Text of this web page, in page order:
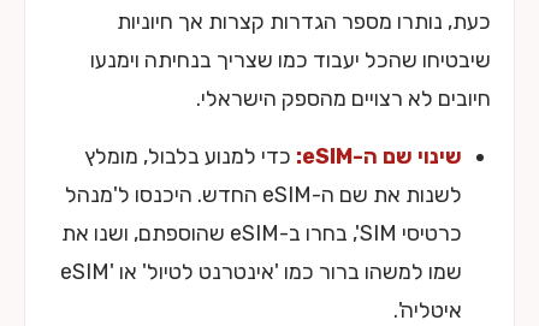
כעת, נותרו מספר הגדרות קצרות אך חיוניות
שיבטיחו שהכל יעבוד כמו שצריך בנחיתה וימנעו
חיובים לא רצויים מהספק הישראלי.
שינוי שם ה-eSIM:
כדי למנוע בלבול, מומלץ
לשנות את שם ה-eSIM החדש. היכנסו ל'מנהל
כרטיסי SIM', בחרו ב-eSIM שהוספתם, ושנו את
שמו למשהו ברור כמו 'אינטרנט לטיול' או 'eSIM
איטליה'.